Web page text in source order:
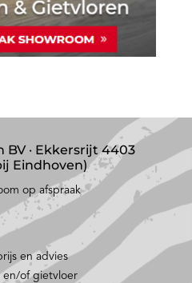
BV · Ekkersrijt 4403
Eindhoven)
op afspraak
en advies
en/of gietvloer